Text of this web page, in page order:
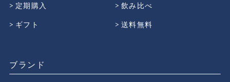
定期購入
飲み比べ
ギフト
送料無料
ブランド